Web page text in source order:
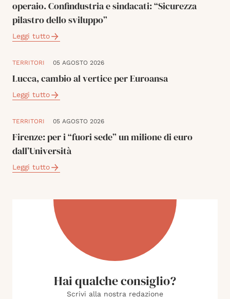
operaio. Confindustria e sindacati: “Sicurezza
pilastro dello sviluppo”
Leggi tutto
TERRITORI 05 AGOSTO 2026
Lucca, cambio al vertice per Euroansa
Leggi tutto
TERRITORI 05 AGOSTO 2026
Firenze: per i “fuori sede” un milione di euro
dall’Università
Leggi tutto
Hai qualche consiglio?
Scrivi alla nostra redazione